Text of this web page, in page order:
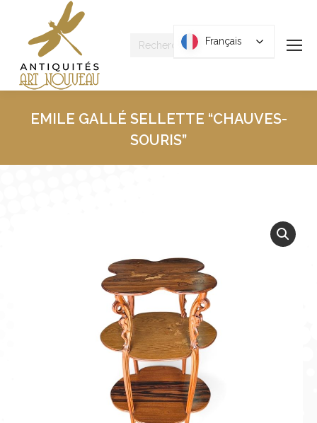
Recherche
EMILE GALLÉ SELLETTE “CHAUVES-
SOURIS”
Français
Français